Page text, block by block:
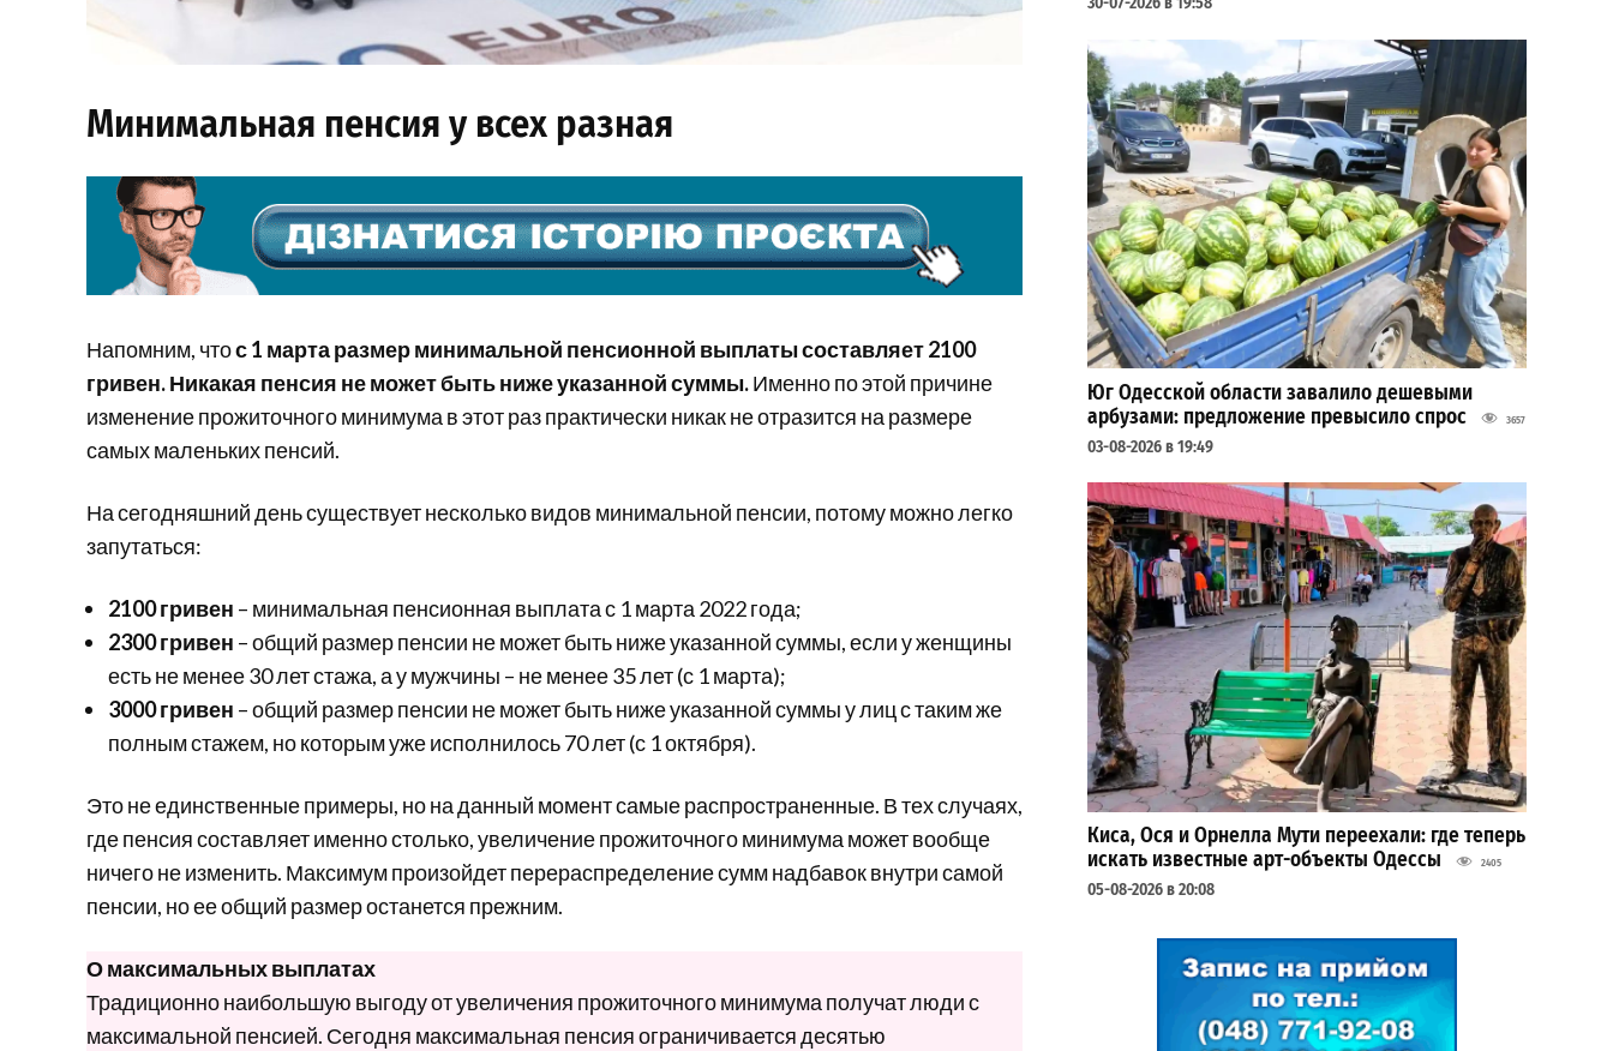
Минимальная пенсия у всех разная
Напомним, чтос 1 марта размер минимальной пенсионной выплаты составляет 2100
гривен. Никакая пенсия не может быть ниже указанной суммы.Именно по этой причине
изменение прожиточного минимума в этот раз практически никак не отразится на размере
самых маленьких пенсий.
На сегодняшний день существует несколько видов минимальной пенсии, потому можно легко
запутаться:
2100 гривен – минимальная пенсионная выплата с 1 марта 2022 года;
2300 гривен – общий размер пенсии не может быть ниже указанной суммы, если у женщины
есть не менее 30 лет стажа, а у мужчины – не менее 35 лет (с 1 марта);
3000 гривен – общий размер пенсии не может быть ниже указанной суммы у лиц с таким же
полным стажем, но которым уже исполнилось 70 лет (с 1 октября).
Это не единственные примеры, но на данный момент самые распространенные. В тех случаях,
где пенсия составляет именно столько, увеличение прожиточного минимума может вообще
ничего не изменить. Максимум произойдет перераспределение сумм надбавок внутри самой
пенсии, но ее общий размер останется прежним.
О максимальных выплатах
Традиционно наибольшую выгоду от увеличения прожиточного минимума получат люди с
максимальной пенсией. Сегодня максимальная пенсия ограничивается десятью
Юг Одесской области завалило дешевыми
арбузами: предложение превысило спрос
3657
03-08-2026 в 19:49
Киса, Ося и Орнелла Мути переехали: где теперь
искать известные арт-объекты Одессы
2405
05-08-2026 в 20:08